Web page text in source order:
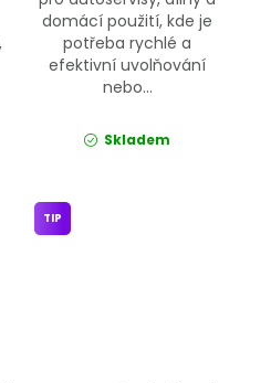
domácí použití, kde je
potřeba rychlé a
efektivní uvolňování
nebo...
Skladem
TIP